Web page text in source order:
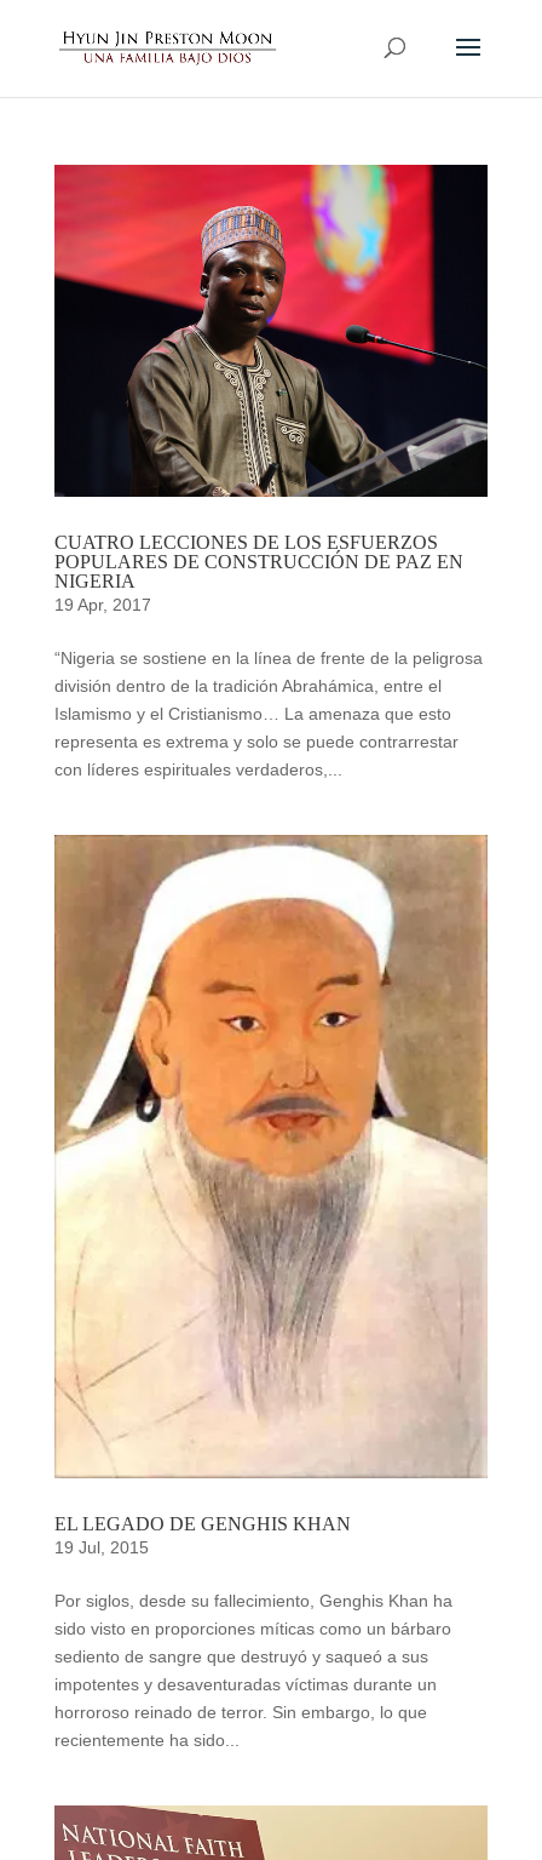
CUATRO LECCIONES DE LOS ESFUERZOS
POPULARES DE CONSTRUCCIÓN DE PAZ EN
NIGERIA
19 Apr, 2017
“Nigeria se sostiene en la línea de frente de la peligrosa
división dentro de la tradición Abrahámica, entre el
Islamismo y el Cristianismo… La amenaza que esto
representa es extrema y solo se puede contrarrestar
con líderes espirituales verdaderos,...
EL LEGADO DE GENGHIS KHAN
19 Jul, 2015
Por siglos, desde su fallecimiento, Genghis Khan ha
sido visto en proporciones míticas como un bárbaro
sediento de sangre que destruyó y saqueó a sus
impotentes y desaventuradas víctimas durante un
horroroso reinado de terror. Sin embargo, lo que
recientemente ha sido...